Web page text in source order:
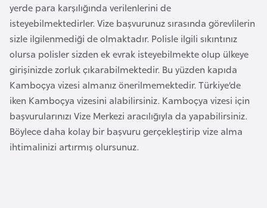
yerde para karşılığında verilenlerini de
isteyebilmektedirler. Vize başvurunuz sırasında görevlilerin
sizle ilgilenmediği de olmaktadır. Polisle ilgili sıkıntınız
olursa polisler sizden ek evrak isteyebilmekte olup ülkeye
girişinizde zorluk çıkarabilmektedir. Bu yüzden kapıda
Kamboçya vizesi almanız önerilmemektedir. Türkiye’de
iken Kamboçya vizesini alabilirsiniz. Kamboçya vizesi için
başvurularınızı Vize Merkezi aracılığıyla da yapabilirsiniz.
Böylece daha kolay bir başvuru gerçekleştirip vize alma
ihtimalinizi artırmış olursunuz.
H
o
l
l
a
n
d
a